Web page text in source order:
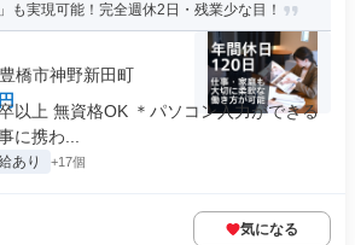
も実現可能！完全週休2日・残業少な目！
橋市神野新田町
以上 無資格OK ＊パソコン入力ができる
に携わ...
あり +17個
気になる